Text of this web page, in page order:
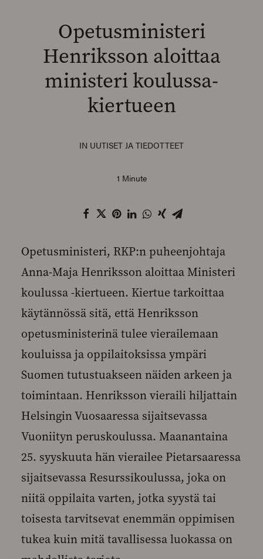
SEARCH
Opetusministeri
Henriksson aloittaa
ministeri koulussa-
kiertueen
IN UUTISET JA TIEDOTTEET
1 Minute
Opetusministeri, RKP:n puheenjohtaja
Anna-Maja Henriksson aloittaa Ministeri
koulussa -kiertueen. Kiertue tarkoittaa
käytännössä sitä, että Henriksson
opetusministerinä tulee vierailemaan
kouluissa ja oppilaitoksissa ympäri
Suomen tutustuakseen näiden arkeen ja
toimintaan. Henriksson vieraili hiljattain
Helsingin Vuosaaressa sijaitsevassa
Vuoniityn peruskoulussa. Maanantaina
25. syyskuuta hän vierailee Pietarsaaressa
sijaitsevassa Resurssikoulussa, joka on
niitä oppilaita varten, jotka syystä tai
toisesta tarvitsevat enemmän oppimisen
tukea kuin mitä tavallisessa luokassa on